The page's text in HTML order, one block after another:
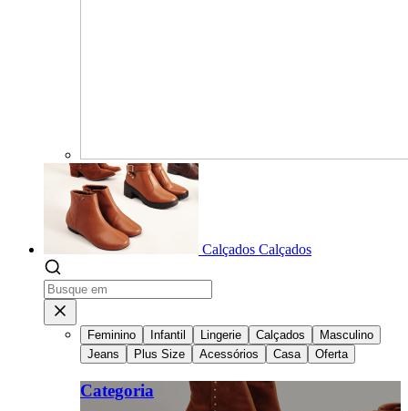
Calçados Calçados
Feminino Infantil Lingerie Calçados
Masculino
Jeans
Plus Size Acessórios Casa Oferta
Categoria